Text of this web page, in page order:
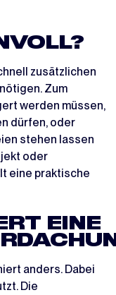
zusätzlichen
Zum
werden müssen,
dürfen, oder
stehen lassen
oder
eine praktische
EINE
anders. Dabei
Die